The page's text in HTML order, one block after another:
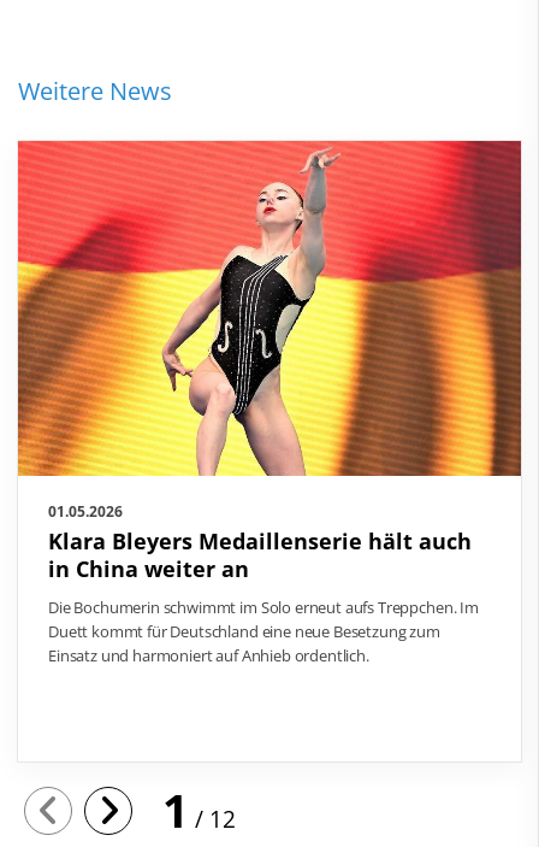
Weitere News
01.05.2026
Klara Bleyers Medaillenserie hält auch
in China weiter an
Die Bochumerin schwimmt im Solo erneut aufs Treppchen. Im
Duett kommt für Deutschland eine neue Besetzung zum
Einsatz und harmoniert auf Anhieb ordentlich.
1 12